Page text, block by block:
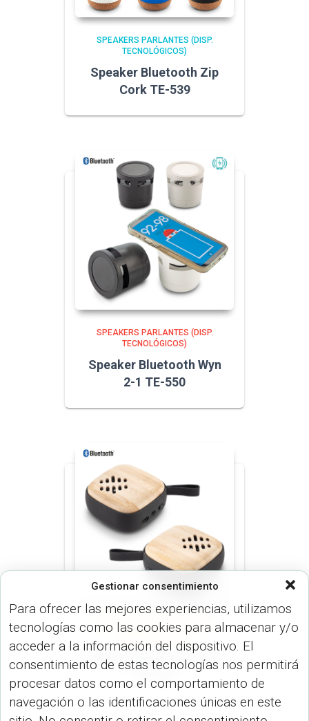
Gestionar consentimiento
Para ofrecer las mejores experiencias, utilizamos
tecnologías como las cookies para almacenar y/o
acceder a la información del dispositivo. El
consentimiento de estas tecnologías nos permitirá
procesar datos como el comportamiento de
navegación o las identificaciones únicas en este
SPEAKERS PARLANTES (DISP.
TECNOLÓGICOS)
Speaker Bluetooth Zip
Cork TE-539
SPEAKERS PARLANTES (DISP.
TECNOLÓGICOS)
Speaker Bluetooth Wyn
2-1 TE-550
SPEAKERS PARLANTES (DISP.
TECNOLÓGICOS)
Speaker Bluetooth Onyx